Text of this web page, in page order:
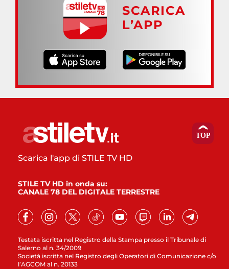
SCARICA
L’APP
Testata iscritta nel Registro della Stampa presso il Tribunale di
Salerno al n. 34/2009
Società iscritta nel Registro degli Operatori di Comunicazione c/o
l’AGCOM al n. 20133
Scarica l'app di STILE TV HD
STILE TV HD in onda su:
CANALE 78 DEL DIGITALE TERRESTRE